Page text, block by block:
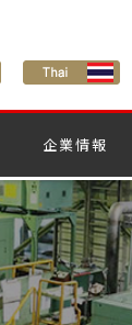
企業情報